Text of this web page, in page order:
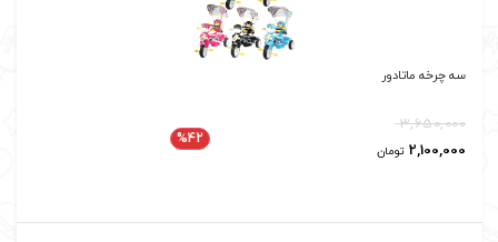
سه چرخه ماتادور
3,650,000
2,100,000 تومان
%42